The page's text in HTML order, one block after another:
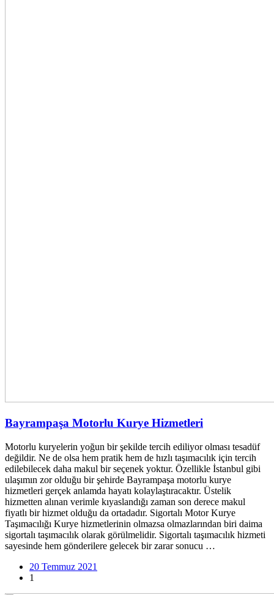
Bayrampaşa Motorlu Kurye Hizmetleri
Motorlu kuryelerin yoğun bir şekilde tercih ediliyor olması tesadüf
değildir. Ne de olsa hem pratik hem de hızlı taşımacılık için tercih
edilebilecek daha makul bir seçenek yoktur. Özellikle İstanbul gibi
ulaşımın zor olduğu bir şehirde Bayrampaşa motorlu kurye
hizmetleri gerçek anlamda hayatı kolaylaştıracaktır. Üstelik
hizmetten alınan verimle kıyaslandığı zaman son derece makul
fiyatlı bir hizmet olduğu da ortadadır. Sigortalı Motor Kurye
Taşımacılığı Kurye hizmetlerinin olmazsa olmazlarından biri daima
sigortalı taşımacılık olarak görülmelidir. Sigortalı taşımacılık hizmeti
sayesinde hem gönderilere gelecek bir zarar sonucu …
20 Temmuz 2021
1